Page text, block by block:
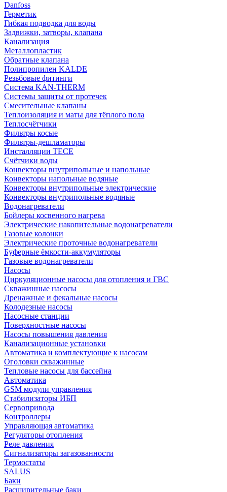
Danfoss
Герметик
Гибкая подводка для воды
Задвижки, затворы, клапана
Канализация
Металлопластик
Обратные клапана
Полипропилен KALDE
Резьбовые фитинги
Система KAN-THERM
Системы защиты от протечек
Смесительные клапаны
Теплоизоляция и маты для тёплого пола
Теплосчётчики
Фильтры косые
Фильтры-дешламаторы
Инсталляции TECE
Счётчики воды
Конвекторы внутрипольные и напольные
Конвекторы напольные водяные
Конвекторы внутрипольные электрические
Конвекторы внутрипольные водяные
Водонагреватели
Бойлеры косвенного нагрева
Электрические накопительные водонагреватели
Газовые колонки
Электрические проточные водонагреватели
Буферные ёмкости-аккумуляторы
Газовые водонагреватели
Насосы
Циркуляционные насосы для отопления и ГВС
Скважинные насосы
Дренажные и фекальные насосы
Колодезные насосы
Насосные станции
Поверхностные насосы
Насосы повышения давления
Канализационные установки
Автоматика и комплектующие к насосам
Оголовки скважинные
Тепловые насосы для бассейна
Автоматика
GSM модули управления
Стабилизаторы ИБП
Сервопривода
Контроллеры
Управляющая автоматика
Регуляторы отопления
Реле давления
Сигнализаторы загазованности
Термостаты
SALUS
Баки
Расширительные баки